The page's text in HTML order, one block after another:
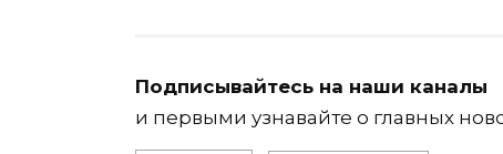
Подписывайтесь на наши каналы
и первыми узнавайте о главных